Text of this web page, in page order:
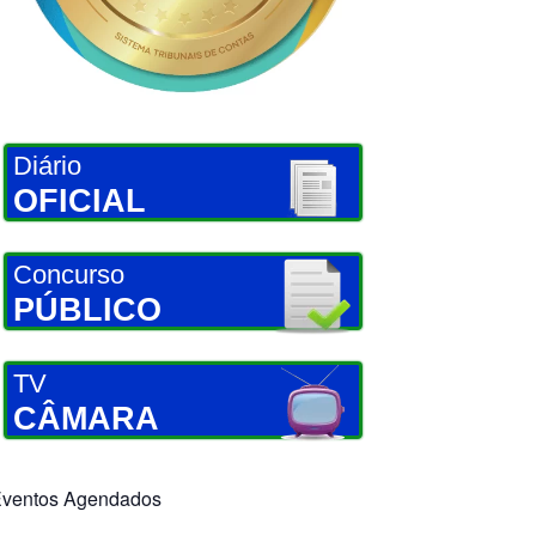
Diário
OFICIAL
Concurso
PÚBLICO
TV
CÂMARA
Agendados